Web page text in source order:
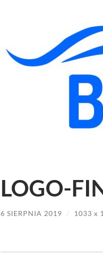
LOGO-
6 SIERPNIA 2019 / 1033 x